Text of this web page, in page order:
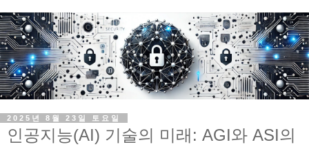
2025년 8월 23일 토요일
인공지능(AI) 기술의 미래: AGI와 ASI의